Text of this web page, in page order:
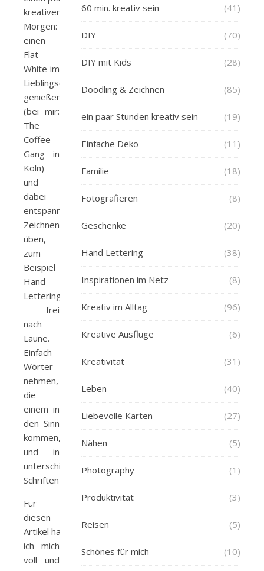
kreativen
Morgen:
einen
Flat
White im
Lieblingscafé
genießen
(bei mir:
The
Coffee
Gang in
Köln)
und
dabei
entspannt
Zeichnen
üben,
zum
Beispiel
Hand
Lettering
frei
nach
Laune.
Einfach
Wörter
nehmen,
die
einem in
den Sinn
kommen,
und in
unterschiedlichen
Schriften zeichnen.
Für
diesen
Artikel habe
ich mich
voll und
60 min. kreativ sein (41)
DIY (70)
DIY mit Kids (28)
Doodling & Zeichnen (85)
ein paar Stunden kreativ sein (19)
Einfache Deko (11)
Familie (18)
Fotografieren (8)
Geschenke (20)
Hand Lettering (38)
Inspirationen im Netz (8)
Kreativ im Alltag (96)
Kreative Ausflüge (6)
Kreativität (31)
Leben (40)
Liebevolle Karten (27)
Nähen (5)
Photography (1)
Produktivität (3)
Reisen (5)
Schönes für mich (10)